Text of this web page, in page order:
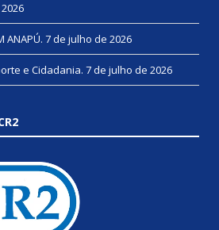
ANAPÚ. 7 de julho de 2026
e Cidadania. 7 de julho de 2026